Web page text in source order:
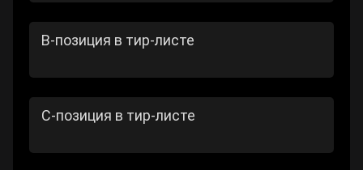
В-позиция в тир-листе
С-позиция в тир-листе